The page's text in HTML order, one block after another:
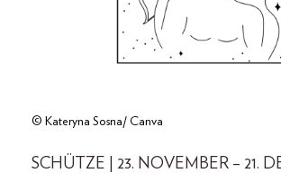
© Kateryna Sosna/ Canva
SCHÜTZE | 23. NOVEMBER – 21.